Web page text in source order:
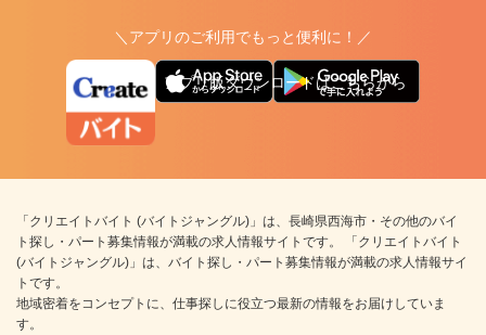
＼アプリのご利用でもっと便利に！／
アプリ版ダウンロードはこちらから
「クリエイトバイト (バイトジャングル)」は、長崎県西海市・その他のバイ
ト探し・パート募集情報が満載の求人情報サイトです。 「クリエイトバイト
(バイトジャングル)」は、バイト探し・パート募集情報が満載の求人情報サイ
トです。
地域密着をコンセプトに、仕事探しに役立つ最新の情報をお届けしていま
す。